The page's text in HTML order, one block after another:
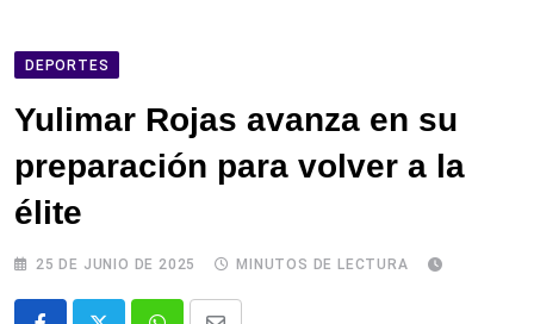
DEPORTES
Yulimar Rojas avanza en su
preparación para volver a la
élite
25 DE JUNIO DE 2025 MINUTOS DE LECTURA